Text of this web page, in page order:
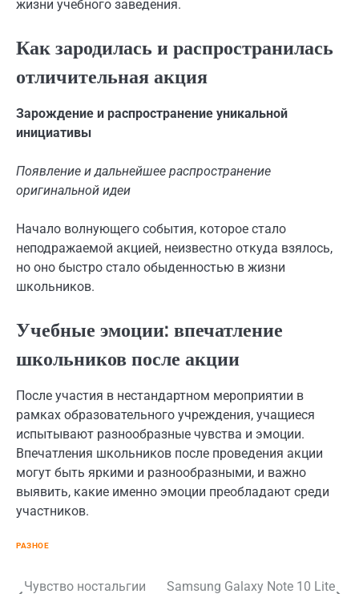
жизни учебного заведения.
Как зародилась и распространилась
отличительная акция
Зарождение и распространение уникальной
инициативы
Появление и дальнейшее распространение
оригинальной идеи
Начало волнующего события, которое стало
неподражаемой акцией, неизвестно откуда взялось,
но оно быстро стало обыденностью в жизни
школьников.
Учебные эмоции: впечатление
школьников после акции
После участия в нестандартном мероприятии в
рамках образовательного учреждения, учащиеся
испытывают разнообразные чувства и эмоции.
Впечатления школьников после проведения акции
могут быть яркими и разнообразными, и важно
выявить, какие именно эмоции преобладают среди
участников.
РАЗНОЕ
Чувство ностальгии Samsung Galaxy Note 10 Lite